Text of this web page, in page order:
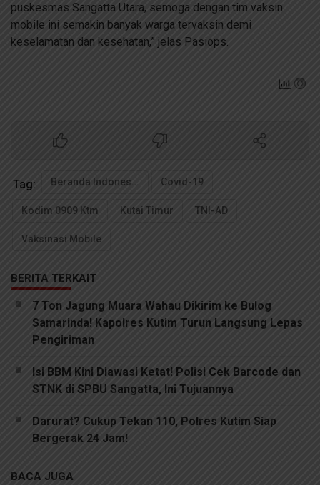
puskesmas Sangatta Utara, semoga dengan tim vaksin
mobile ini semakin banyak warga tervaksin demi
keselamatan dan kesehatan,” jelas Pasiops.
Tag: Covid-19
Kodim 0909 Ktm Kutai Timur TNI-AD
Vaksinasi Mobile
BERITA TERKAIT
7 Ton Jagung Muara Wahau Dikirim ke Bulog
Samarinda! Kapolres Kutim Turun Langsung Lepas
Pengiriman
Isi BBM Kini Diawasi Ketat! Polisi Cek Barcode dan
STNK di SPBU Sangatta, Ini Tujuannya
Darurat? Cukup Tekan 110, Polres Kutim Siap
Bergerak 24 Jam!
BACA JUGA